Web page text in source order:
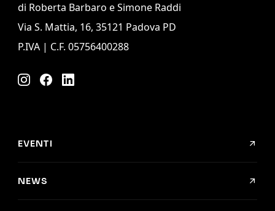
di Roberta Barbaro e Simone Raddi
Via S. Mattia, 16, 35121 Padova PD
P.IVA | C.F. 05756400288
Instagram
FacebookLinkedIn
EVENTI
NEWS